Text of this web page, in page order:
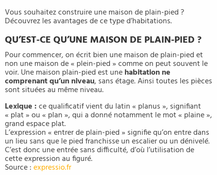
Vous souhaitez construire une maison de plain-pied ?
Découvrez les avantages de ce type d’habitations.
QU’EST-CE QU’UNE MAISON DE PLAIN-PIED ?
Pour commencer, on écrit bien une maison de plain-pied et
non une maison de « plein-pied » comme on peut souvent le
voir. Une maison plain-pied est unehabitation ne
comprenant qu’un niveau, sans étage. Ainsi toutes les pièces
sont situées au même niveau.
Lexique :ce qualificatif vient du latin « planus », signifiant
« plat » ou « plan », qui a donné notamment le mot « plaine »,
grand espace plat.
L’expression « entrer de plain-pied » signifie qu’on entre dans
un lieu sans que le pied franchisse un escalier ou un dénivelé.
C’est donc une entrée sans difficulté, d’où l’utilisation de
cette expression au figuré.
Source :expressio.fr